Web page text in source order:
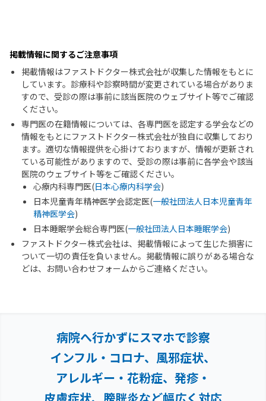
掲載情報に関するご注意事項
掲載情報はファストドクター株式会社が収集した情報をもとに
しています。診療科や診察時間が変更されている場合がありま
すので、受診の際は事前に該当医院のウェブサイト等でご確認
ください。
専門医の在籍情報については、各専門医を認定する学会などの
情報をもとにファストドクター株式会社が独自に収集しており
ます。適切な情報提供を心掛けておりますが、情報が更新され
ている可能性がありますので、受診の際は事前に各学会や該当
医院のウェブサイト等をご確認ください。
心療内科専門医(日本心療内科学会)
日本児童青年精神医学会認定医(一般社団法人日本児童青年
精神医学会)
日本睡眠学会総合専門医(一般社団法人日本睡眠学会)
ファストドクター株式会社は、掲載情報によって生じた損害に
ついて一切の責任を負いません。掲載情報に誤りがある場合な
どは、お問い合わせフォームからご連絡ください。
病院へ行かずにスマホで診察
インフル・コロナ、風邪症状、
アレルギー・花粉症、 発疹・